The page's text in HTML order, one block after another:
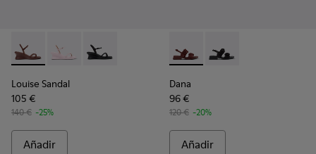
Louise Sandal - K201916-002 - Sandalias de piel burdeos
Louise Sandal - K201916-003
Louise Sandal - K201916-001
Louise Sandal
105 €
140 € -25%
Añadir
Dana - K201894-003 -
Dana - K201894-001
Dana
96 €
120 € -20%
Añadir